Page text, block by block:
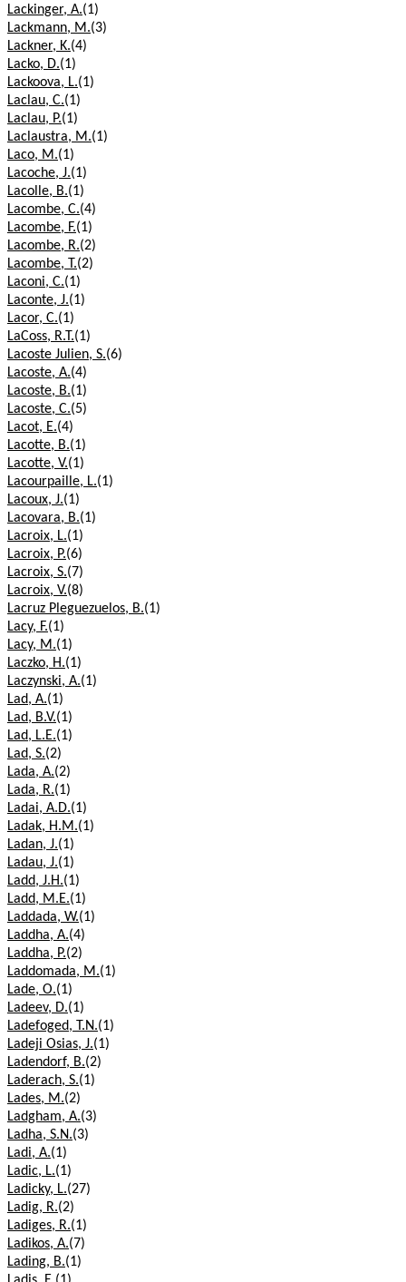
Lackinger, A.(1)
Lackmann, M.(3)
Lackner, K.(4)
Lacko, D.(1)
Lackoova, L.(1)
Laclau, C.(1)
Laclau, P.(1)
Laclaustra, M.(1)
Laco, M.(1)
Lacoche, J.(1)
Lacolle, B.(1)
Lacombe, C.(4)
Lacombe, F.(1)
Lacombe, R.(2)
Lacombe, T.(2)
Laconi, C.(1)
Laconte, J.(1)
Lacor, C.(1)
LaCoss, R.T.(1)
Lacoste Julien, S.(6)
Lacoste, A.(4)
Lacoste, B.(1)
Lacoste, C.(5)
Lacot, E.(4)
Lacotte, B.(1)
Lacotte, V.(1)
Lacourpaille, L.(1)
Lacoux, J.(1)
Lacovara, B.(1)
Lacroix, L.(1)
Lacroix, P.(6)
Lacroix, S.(7)
Lacroix, V.(8)
Lacruz Pleguezuelos, B.(1)
Lacy, F.(1)
Lacy, M.(1)
Laczko, H.(1)
Laczynski, A.(1)
Lad, A.(1)
Lad, B.V.(1)
Lad, L.E.(1)
Lad, S.(2)
Lada, A.(2)
Lada, R.(1)
Ladai, A.D.(1)
Ladak, H.M.(1)
Ladan, J.(1)
Ladau, J.(1)
Ladd, J.H.(1)
Ladd, M.E.(1)
Laddada, W.(1)
Laddha, A.(4)
Laddha, P.(2)
Laddomada, M.(1)
Lade, O.(1)
Ladeev, D.(1)
Ladefoged, T.N.(1)
Ladeji Osias, J.(1)
Ladendorf, B.(2)
Laderach, S.(1)
Lades, M.(2)
Ladgham, A.(3)
Ladha, S.N.(3)
Ladi, A.(1)
Ladic, L.(1)
Ladicky, L.(27)
Ladig, R.(2)
Ladiges, R.(1)
Ladikos, A.(7)
Lading, B.(1)